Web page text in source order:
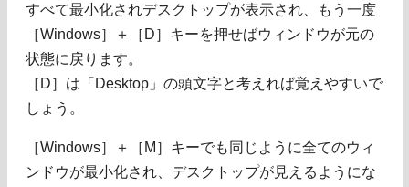
すべて最小化されデスクトップが表示され、もう一度
［Windows］＋［D］キーを押せばウィンドウが元の
状態に戻ります。
［D］は「Desktop」の頭文字と考えれば覚えやすいで
しょう。
［Windows］＋［M］キーでも同じように全てのウィ
ンドウが最小化され、デスクトップが見えるようにな